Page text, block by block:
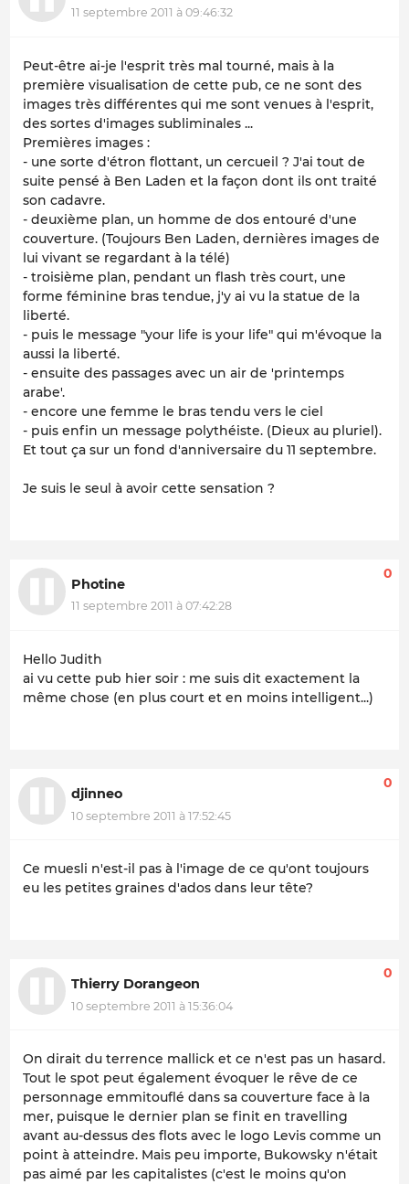
11 septembre 2011 à 09:46:32
Peut-être ai-je l'esprit très mal tourné, mais à la
première visualisation de cette pub, ce ne sont des
images très différentes qui me sont venues à l'esprit,
des sortes d'images subliminales ...
Premières images :
- une sorte d'étron flottant, un cercueil ? J'ai tout de
suite pensé à Ben Laden et la façon dont ils ont traité
son cadavre.
- deuxième plan, un homme de dos entouré d'une
couverture. (Toujours Ben Laden, dernières images de
lui vivant se regardant à la télé)
- troisième plan, pendant un flash très court, une
forme féminine bras tendue, j'y ai vu la statue de la
liberté.
- puis le message "your life is your life" qui m'évoque la
aussi la liberté.
- ensuite des passages avec un air de 'printemps
arabe'.
- encore une femme le bras tendu vers le ciel
- puis enfin un message polythéiste. (Dieux au pluriel).
Et tout ça sur un fond d'anniversaire du 11 septembre.
Je suis le seul à avoir cette sensation ?
Photine
11 septembre 2011 à 07:42:28
0
Hello Judith
ai vu cette pub hier soir : me suis dit exactement la
même chose (en plus court et en moins intelligent...)
djinneo
10 septembre 2011 à 17:52:45
0
Ce muesli n'est-il pas à l'image de ce qu'ont toujours
eu les petites graines d'ados dans leur tête?
Thierry Dorangeon
10 septembre 2011 à 15:36:04
0
On dirait du terrence mallick et ce n'est pas un hasard.
Tout le spot peut également évoquer le rêve de ce
personnage emmitouflé dans sa couverture face à la
mer, puisque le dernier plan se finit en travelling
avant au-dessus des flots avec le logo Levis comme un
point à atteindre. Mais peu importe, Bukowsky n'était
pas aimé par les capitalistes (c'est le moins qu'on